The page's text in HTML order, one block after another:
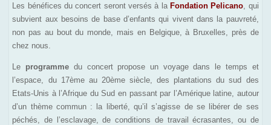
Les bénéfices du concert seront versés à la Fondation Pelicano , qui
subvient aux besoins de base d’enfants qui vivent dans la pauvreté,
non pas au bout du monde, mais en Belgique, à Bruxelles, près de
chez nous.
Le programme du concert propose un voyage dans le temps et
l’espace, du 17ème au 20ème siècle, des plantations du sud des
Etats-Unis à l’Afrique du Sud en passant par l’Amérique latine, autour
d’un thème commun : la liberté, qu’il s’agisse de se libérer de ses
péchés, de l’esclavage, de conditions de travail écrasantes, ou de